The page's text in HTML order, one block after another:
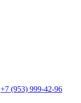
+7 (953) 999-42-96